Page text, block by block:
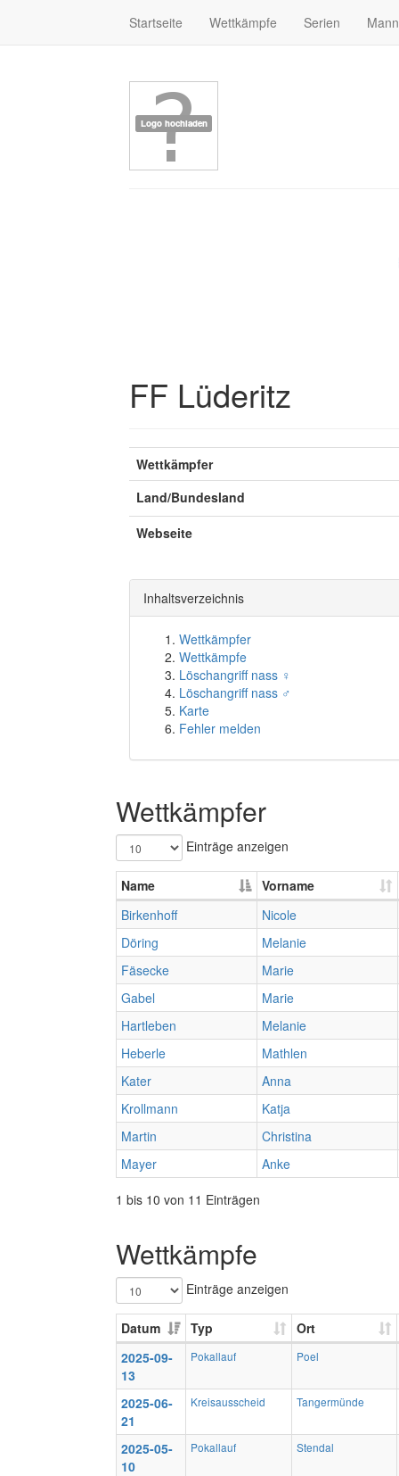
Startseite Wettkämpfe Serien
FF Lüderitz
Wettkämpfer
Land/Bundesland
Webseite
Inhaltsverzeichnis
Wettkämpfer
Wettkämpfe
Löschangriff nass ♀
Löschangriff nass ♂
Karte
Fehler melden
Wettkämpfer
Einträge anzeigen
Name
Vorname
Birkenhoff
Nicole
Döring
Melanie
Fäsecke
Marie
Gabel
Marie
Hartleben
Melanie
Heberle
Mathlen
Kater
Anna
Krollmann
Katja
Martin
Christina
Mayer
Anke
1 bis 10 von 11 Einträgen
Wettkämpfe
Einträge anzeigen
Datum Typ
Ort
2025-09-
13
Pokallauf Poel
2025-06-
21
Kreisausscheid Tangermünde
2025-05-
10
Pokallauf Stendal